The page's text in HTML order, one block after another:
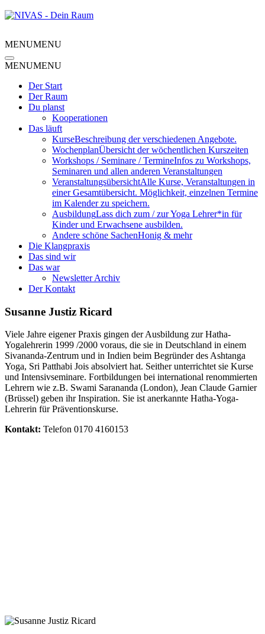
MENUMENU
MENUMENU
Der Start
Der Raum
Du planst
Kooperationen
Das läuft
KurseBeschreibung der verschiedenen Angebote.
WochenplanÜbersicht der wöchentlichen Kurszeiten
Workshops / Seminare / TermineInfos zu Workshops,
Seminaren und allen anderen Veranstaltungen
VeranstaltungsübersichtAlle Kurse, Veranstaltungen in
einer Gesamtübersicht. Möglichkeit, einzelnen Termine
im Kalender zu speichern.
AusbildungLass dich zum / zur Yoga Lehrer*in für
Kinder und Erwachsene ausbilden.
Andere schöne SachenHonig & mehr
Die Klangpraxis
Das sind wir
Das war
Newsletter Archiv
Der Kontakt
Susanne Justiz Ricard
Viele Jahre eigener Praxis gingen der Ausbildung zur Hatha-
Yogalehrerin 1999 /2000 voraus, die sie in Deutschland in einem
Sivananda-Zentrum und in Indien beim Begründer des Ashtanga
Yoga, Sri Patthabi Jois absolviert hat. Seither unterrichtet sie Kurse
und Intensivseminare. Fortbildungen bei international renommierten
Lehrern wie z.B. Swami Sarananda (London), Jean Claude Garnier
(Brüssel) geben ihr Inspiration. Sie ist anerkannte Hatha-Yoga-
Lehrerin für Präventionskurse.
Kontakt: Telefon 0170 4160153